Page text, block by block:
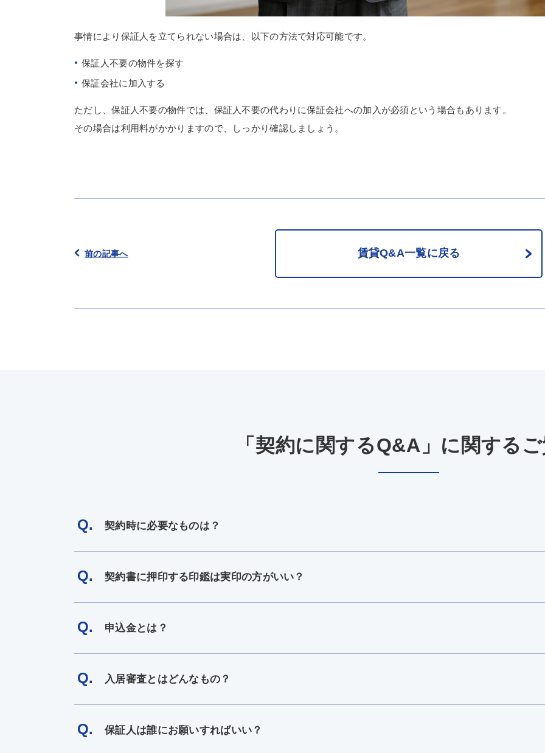
事情により保証人を立てられない場合は、以下の方法で対応可能です。
保証人不要の物件を探す
保証会社に加入する
ただし、保証人不要の物件では、保証人不要の代わりに保証会社への加入が必須という場合もあります。
その場合は利用料がかかりますので、しっかり確認しましょう。
前の記事へ 賃貸Q&A一覧に戻る
「契約に関するQ&A」に関する
Q. 契約時に必要なものは？
Q. 契約書に押印する印鑑は実印の方がいい？
Q. 申込金とは？
Q. 入居審査とはどんなもの？
Q. 保証人は誰にお願いすればいい？